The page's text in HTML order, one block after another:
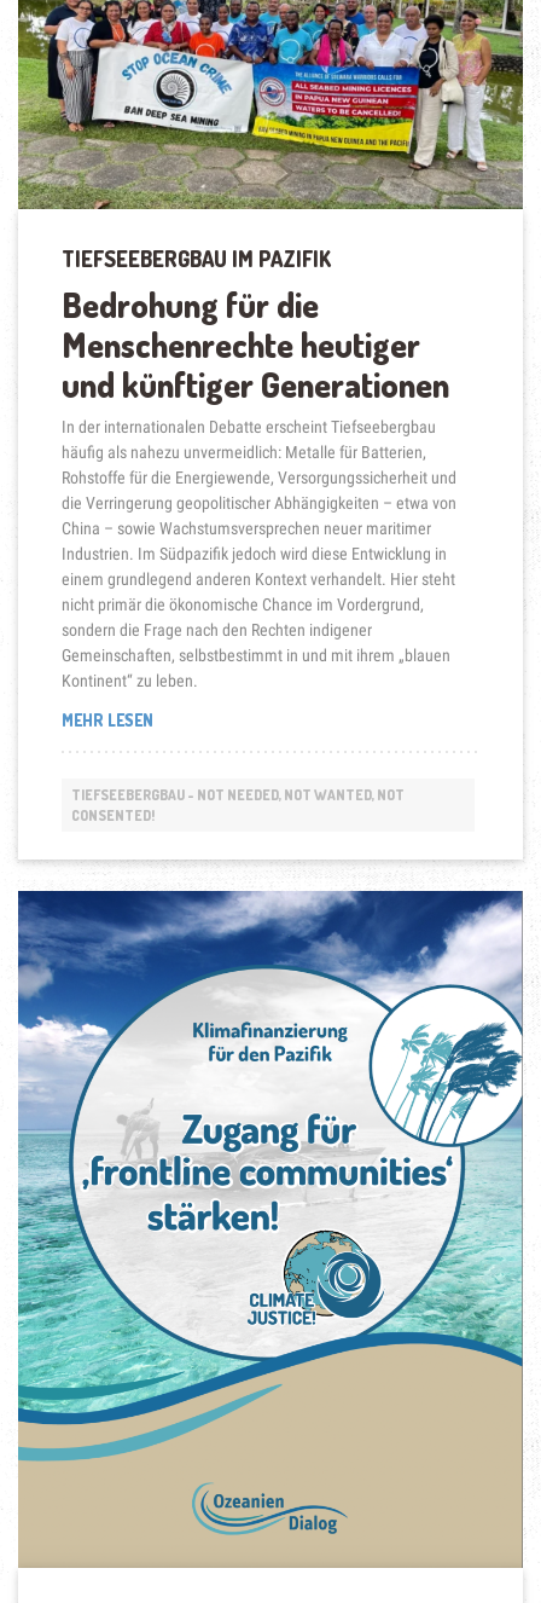
TIEFSEEBERGBAU IM PAZIFIK
Bedrohung für die
Menschenrechte heutiger
und künftiger Generationen
In der internationalen Debatte erscheint Tiefseebergbau
häufig als nahezu unvermeidlich: Metalle für Batterien,
Rohstoffe für die Energiewende, Versorgungssicherheit und
die Verringerung geopolitischer Abhängigkeiten – etwa von
China – sowie Wachstumsversprechen neuer maritimer
Industrien. Im Südpazifik jedoch wird diese Entwicklung in
einem grundlegend anderen Kontext verhandelt. Hier steht
nicht primär die ökonomische Chance im Vordergrund,
sondern die Frage nach den Rechten indigener
Gemeinschaften, selbstbestimmt in und mit ihrem „blauen
Kontinent“ zu leben.
MEHR LESEN„TIEFSEEBERGBAU
TIEFSEEBERGBAU - NOT NEEDED, NOT WANTED, NOT
CONSENTED!